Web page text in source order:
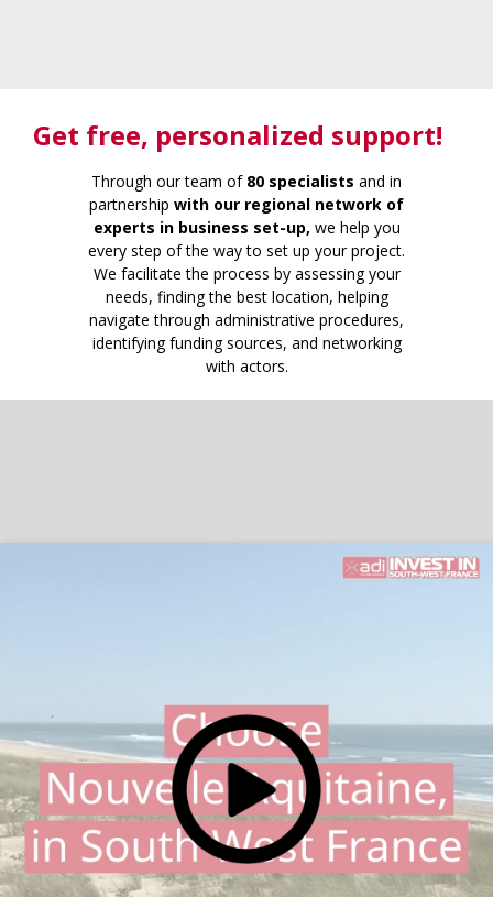
Get free, personalized support!
Through our team of 80 specialists and in
partnership with our regional network of
experts in business set-up, we help you
every step of the way to set up your project.
We facilitate the process by assessing your
needs, finding the best location, helping
navigate through administrative procedures,
identifying funding sources, and networking
with actors.